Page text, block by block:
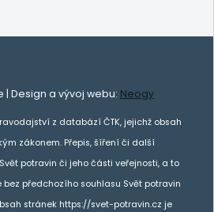
| Design a vývoj webu: Neogy
z databází ČTK, jejichž obsah
zákonem. Přepis, šíření či další
potravin či jeho části veřejnosti, a to
předchozího souhlasu Svět potravin
stránek https://svet-potravin.cz je